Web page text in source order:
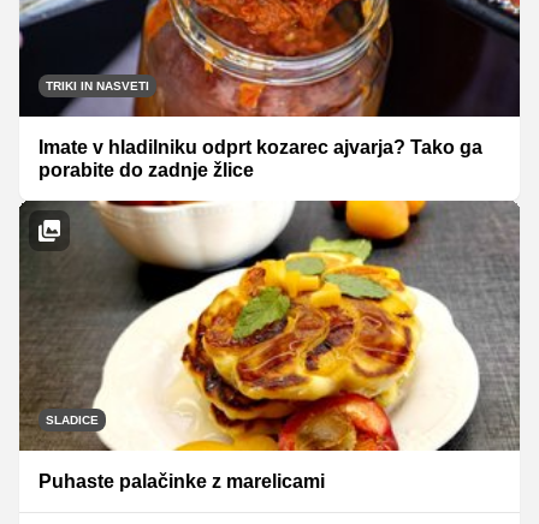
TRIKI IN NASVETI
Imate v hladilniku odprt kozarec ajvarja? Tako ga
porabite do zadnje žlice
SLADICE
Puhaste palačinke z marelicami